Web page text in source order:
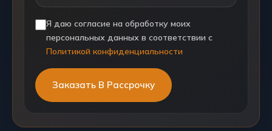
Я даю согласие на обработку моих
персональных данных в соответствии с
Политикой конфиденциальности